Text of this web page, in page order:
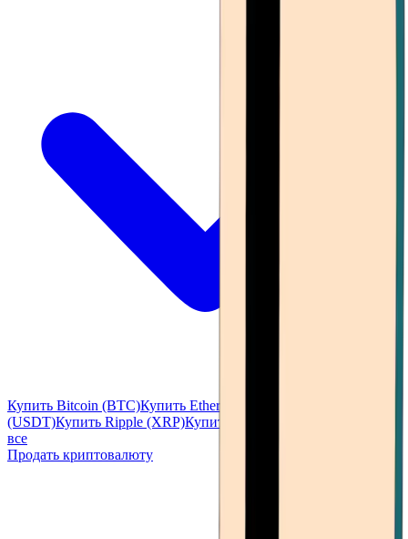
Купить Bitcoin (BTC)Купить Ethereum (ETH)
(USDT)Купить Ripple (XRP)Купить Solana (SOL)
все
Продать криптовалюту